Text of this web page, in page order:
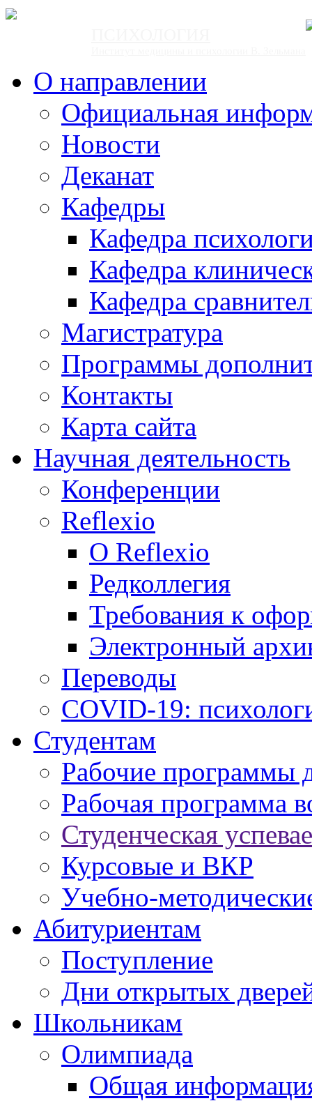
О направлении
Официальная
Новости
Деканат
Кафедры
Кафедра
Кафедра
Кафедра
Магистратура
Программы
Контакты
Карта сайта
Научная деятельность
Конференции
Reflexio
О Reflexio
Редколлегия
Требования к
Электронный
Переводы
COVID-19:
Студентам
Рабочие программы
Рабочая программа
Студенческая
Курсовые и ВКР
Учебно-
Абитуриентам
Поступление
Дни открытых
Школьникам
Олимпиада
Общая